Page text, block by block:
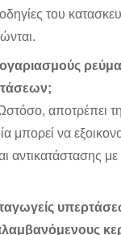
του
αποτρέπει
μπορεί να
αντικατάστασης